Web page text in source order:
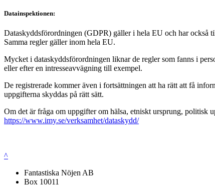
Datainspektionen:
Dataskyddsförordningen (GDPR) gäller i hela EU och har också
Samma regler gäller inom hela EU.
Mycket i dataskyddsförordningen liknar de regler som fanns i
eller efter en intresseavvägning till exempel.
De registrerade kommer även i fortsättningen att ha rätt att få
uppgifterna skyddas på rätt sätt.
Om det är fråga om uppgifter om hälsa, etniskt ursprung, politisk
https://www.imy.se/verksamhet/dataskydd/
^
Fantastiska Nöjen AB
Box 10011